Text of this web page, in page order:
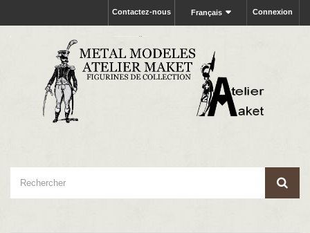
Connexion
Français
Contactez-nous